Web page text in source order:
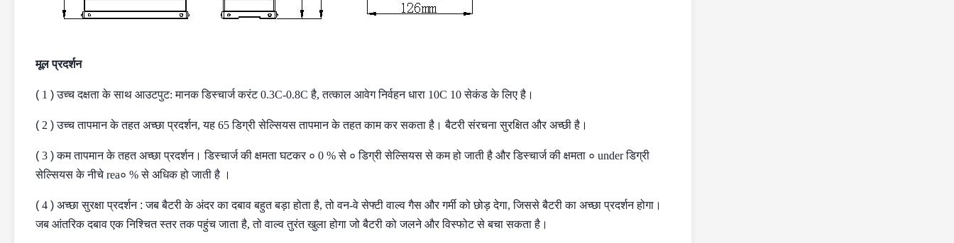
मूल प्रदर्शन
( 1 )उच्च दक्षता के साथ आउटपुट: मानक डिस्चार्ज करंट 0.3C-0.8C है, तत्काल आवेग निर्वहन धारा 10C 10 सेकंड के लिए है।
( 2 )उच्च तापमान के तहत अच्छा प्रदर्शन, यह 65डिग्री सेल्सियसतापमान के तहत काम कर सकता है। बैटरी संरचना सुरक्षित और अच्छी है।
( 3 )कम तापमान के तहत अच्छा प्रदर्शन। डिस्चार्ज की क्षमता घटकर ० 0 % से ० डिग्री सेल्सियस सेकम हो जातीहै और डिस्चार्ज की क्षमता ० underडिग्री
सेल्सियस केनीचे rea० % से अधिक हो जातीहै ।
( 4 ) अच्छा सुरक्षा प्रदर्शन:जब बैटरी के अंदर का दबाव बहुत बड़ा होता है, तो वन-वे सेफ्टी वाल्व गैस और गर्मी को छोड़ देगा, जिससे बैटरी का अच्छा प्रदर्शन होगा।
जब आंतरिक दबाव एक निश्चित स्तर तक पहुंच जाता है, तो वाल्व तुरंत खुला होगा जो बैटरी को जलने और विस्फोट से बचा सकता है।